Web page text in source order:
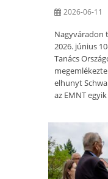
2026-06-11
Nagyváradon
2026. június
Tanács
elhunyt
az EMNT